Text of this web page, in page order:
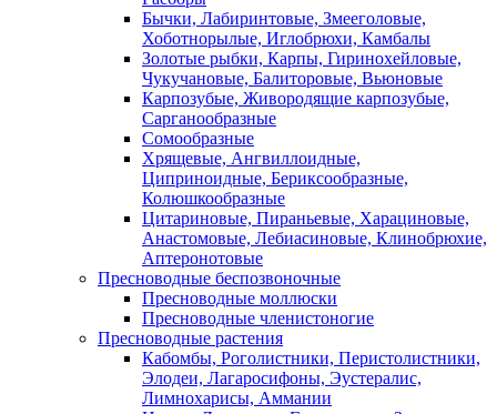
Бычки, Лабиринтовые, Змееголовые,
Хоботнорылые, Иглобрюхи, Камбалы
Золотые рыбки, Карпы, Гиринохейловые,
Чукучановые, Балиторовые, Вьюновые
Карпозубые, Живородящие карпозубые,
Сарганообразные
Сомообразные
Хрящевые, Ангвиллоидные,
Циприноидные, Бериксообразные,
Колюшкообразные
Цитариновые, Пираньевые, Харациновые,
Анастомовые, Лебиасиновые, Клинобрюхие,
Аптеронотовые
Пресноводные беспозвоночные
Пресноводные моллюски
Пресноводные членистоногие
Пресноводные растения
Кабомбы, Роголистники, Перистолистники,
Элодеи, Лагаросифоны, Эустералис,
Лимнохарисы, Аммании